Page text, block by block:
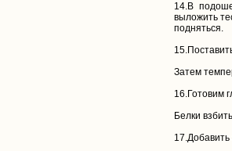
14.В
выложить
подняться.
Затем
16.Готовим
Белки
17.Добавить